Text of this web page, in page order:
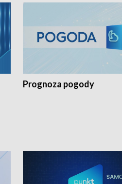
Prognoza pogody